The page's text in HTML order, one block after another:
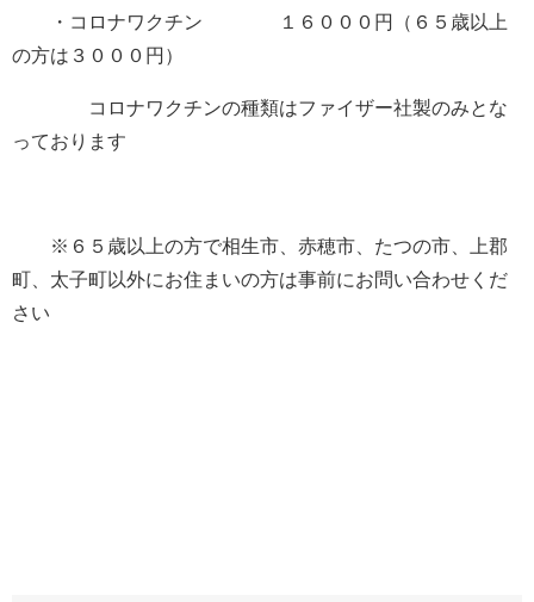
・コロナワクチン １６０００円（６５歳以上
の方は３０００円）
コロナワクチンの種類はファイザー社製のみとな
っております
※６５歳以上の方で相生市、赤穂市、たつの市、上郡
町、太子町以外にお住まいの方は事前にお問い合わせくだ
さい